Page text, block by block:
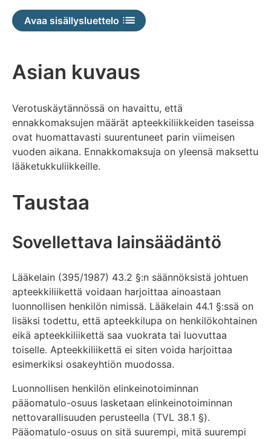
saatavilla
Avaa sisällysluettelo
Asian kuvaus
Verotuskäytännössä on havaittu, että
ennakkomaksujen määrät apteekkiliikkeiden taseissa
ovat huomattavasti suurentuneet parin viimeisen
vuoden aikana. Ennakkomaksuja on yleensä maksettu
lääketukkuliikkeille.
Taustaa
Sovellettava lainsäädäntö
Lääkelain (395/1987) 43.2 §:n säännöksistä johtuen
apteekkiliikettä voidaan harjoittaa ainoastaan
luonnollisen henkilön nimissä. Lääkelain 44.1 §:ssä on
lisäksi todettu, että apteekkilupa on henkilökohtainen
eikä apteekkiliikettä saa vuokrata tai luovuttaa
toiselle. Apteekkiliikettä ei siten voida harjoittaa
esimerkiksi osakeyhtiön muodossa.
Luonnollisen henkilön elinkeinotoiminnan
pääomatulo-osuus lasketaan elinkeinotoiminnan
nettovarallisuuden perusteella (TVL 38.1 §).
Pääomatulo-osuus on sitä suurempi, mitä suurempi